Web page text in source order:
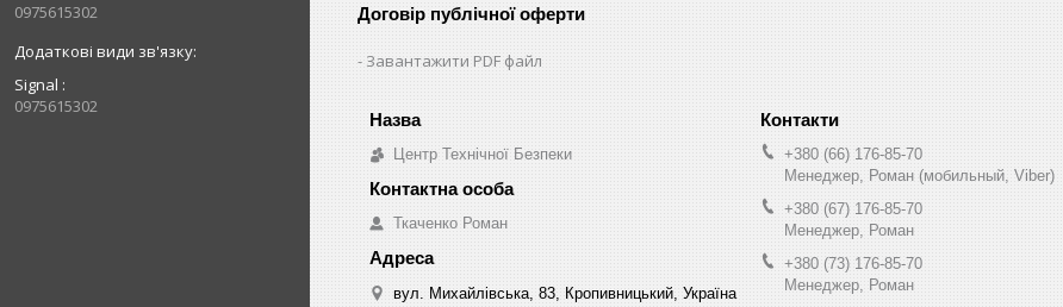
0975615302
Signal
0975615302
Договір публічної оферти
Завантажити PDF файл
Центр Технічної Безпеки
Ткаченко Роман
вул. Михайлівська, 83, Кропивницький, Україна
+380 (66) 176-85-70
Менеджер, Роман (мобильный, Viber)
+380 (67) 176-85-70
Менеджер, Роман
+380 (73) 176-85-70
Менеджер, Роман